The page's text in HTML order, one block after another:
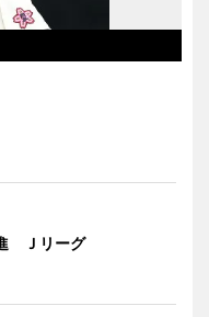
Ｊリーグ